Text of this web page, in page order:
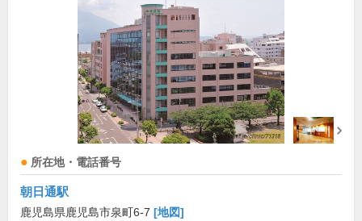
所在地・電話番号
朝日通駅
鹿児島県鹿児島市泉町6-7 [地図]